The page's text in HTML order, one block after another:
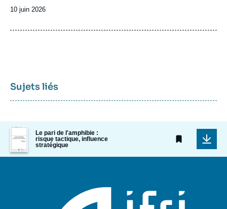
Date
publication
10 juin 2026
Sujets liés
Image
de
couverture
de
Le pari de l'amphibie :
risque tactique, influence
stratégique